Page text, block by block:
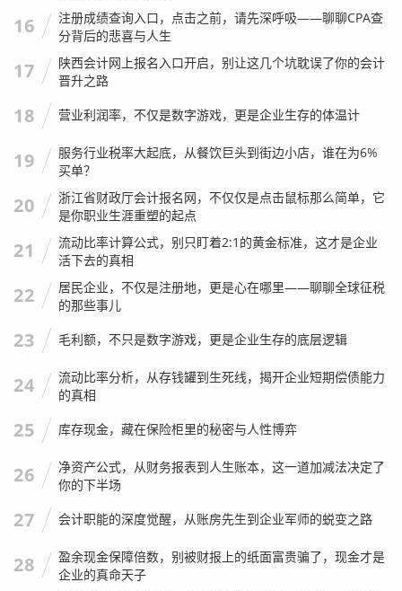
16
注册成绩查询入口，点击之前，请先深呼吸——聊聊CPA查
分背后的悲喜与人生
17
陕西会计网上报名入口开启，别让这几个坑耽误了你的会计
晋升之路
18 营业利润率，不仅是数字游戏，更是企业生存的体温计
19
服务行业税率大起底，从餐饮巨头到街边小店，谁在为6%
买单？
20
浙江省财政厅会计报名网，不仅仅是点击鼠标那么简单，它
是你职业生涯重塑的起点
21
流动比率计算公式，别只盯着2:1的黄金标准，这才是企业
活下去的真相
22
居民企业，不仅是注册地，更是心在哪里——聊聊全球征税
的那些事儿
23 毛利额，不只是数字游戏，更是企业生存的底层逻辑
24
流动比率分析，从存钱罐到生死线，揭开企业短期偿债能力
的真相
25 库存现金，藏在保险柜里的秘密与人性博弈
26
净资产公式，从财务报表到人生账本，这一道加减法决定了
你的下半场
27 会计职能的深度觉醒，从账房先生到企业军师的蜕变之路
28
盈余现金保障倍数，别被财报上的纸面富贵骗了，现金才是
企业的真命天子